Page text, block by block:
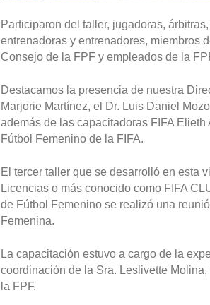
Participaron del taller, jugadoras,
entrenadoras y entrenadores, miembros
Consejo de la FPF y empleados de la
Destacamos la presencia de nuestra
Marjorie Martínez, el Dr. Luis Daniel
además de las capacitadoras FIFA
Fútbol Femenino de la FIFA.
El tercer taller que se desarrolló en esta
Licencias o más conocido como FIFA
de Fútbol Femenino se realizó una
Femenina.
La capacitación estuvo a cargo de la
coordinación de la Sra. Leslivette
la FPF.